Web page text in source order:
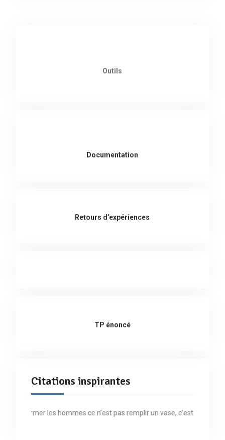
Outils
Documentation
Retours d’expériences
TP énoncé
Citations inspirantes
« Former les hommes ce n’est pas remplir un vase, c’est allumer